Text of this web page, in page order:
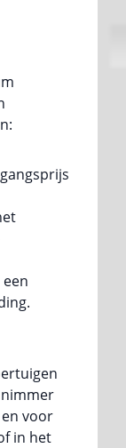
voor
in het